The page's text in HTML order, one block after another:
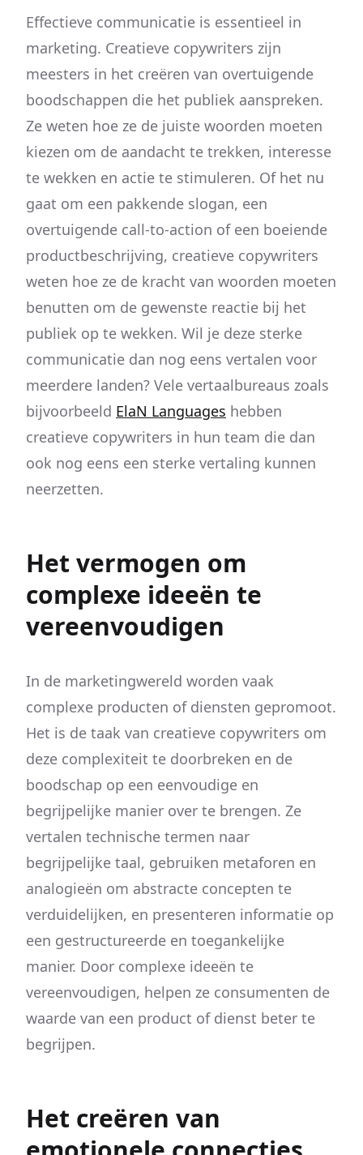
Effectieve communicatie is essentieel in
marketing. Creatieve copywriters zijn
meesters in het creëren van overtuigende
boodschappen die het publiek aanspreken.
Ze weten hoe ze de juiste woorden moeten
kiezen om de aandacht te trekken, interesse
te wekken en actie te stimuleren. Of het nu
gaat om een pakkende slogan, een
overtuigende call-to-action of een boeiende
productbeschrijving, creatieve copywriters
weten hoe ze de kracht van woorden moeten
benutten om de gewenste reactie bij het
publiek op te wekken. Wil je deze sterke
communicatie dan nog eens vertalen voor
meerdere landen? Vele vertaalbureaus zoals
bijvoorbeeld ElaN Languages hebben
creatieve copywriters in hun team die dan
ook nog eens een sterke vertaling kunnen
neerzetten.
Het vermogen om
complexe ideeën te
vereenvoudigen
In de marketingwereld worden vaak
complexe producten of diensten gepromoot.
Het is de taak van creatieve copywriters om
deze complexiteit te doorbreken en de
boodschap op een eenvoudige en
begrijpelijke manier over te brengen. Ze
vertalen technische termen naar
begrijpelijke taal, gebruiken metaforen en
analogieën om abstracte concepten te
verduidelijken, en presenteren informatie op
een gestructureerde en toegankelijke
manier. Door complexe ideeën te
vereenvoudigen, helpen ze consumenten de
waarde van een product of dienst beter te
begrijpen.
Het creëren van